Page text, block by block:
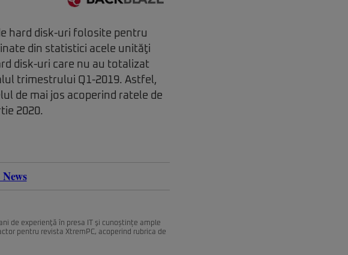
hard disk-uri folosite pentru
din statistici acele unităţi
disk-uri care nu au totalizat
trimestrului Q1-2019. Astfel,
de mai jos acoperind ratele de
2020.
de experienţă în presa IT şi cunoștințe ample
pentru revista XtremPC, acoperind rubrica de